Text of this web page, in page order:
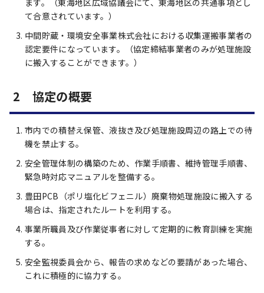
ます。（東海地区広域協議会にて、東海地区の共通事項とし
て合意されています。）
中間貯蔵・環境安全事業株式会社における収集運搬事業者の
認定要件になっています。（協定締結事業者のみが処理施設
に搬入することができます。）
2 協定の概要
市内での積替え保管、液抜き及び処理施設周辺の路上での待
機を禁止する。
安全管理体制の構築のため、作業手順書、維持管理手順書、
緊急時対応マニュアルを整備する。
豊田PCB（ポリ塩化ビフェニル）廃棄物処理施設に搬入する
場合は、指定されたルートを利用する。
事業所職員及び作業従事者に対して定期的に教育訓練を実施
する。
安全監視委員会から、報告の求めなどの要請があった場合、
これに積極的に協力する。